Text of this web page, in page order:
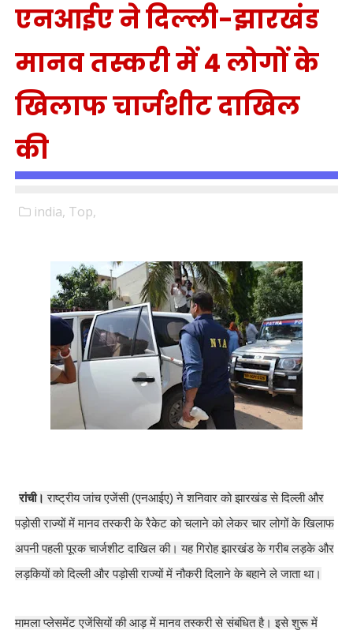
एनआईए ने दिल्ली-झारखंड
मानव तस्करी में 4 लोगों के
खिलाफ चार्जशीट दाखिल
की
india, Top,
रांची।राष्ट्रीय जांच एजेंसी (एनआईए) ने शनिवार को झारखंड से दिल्ली और
पड़ोसी राज्यों में मानव तस्करी के रैकेट को चलाने को लेकर चार लोगों के खिलाफ
अपनी पहली पूरक चार्जशीट दाखिल की। यह गिरोह झारखंड के गरीब लड़के और
लड़कियों को दिल्ली और पड़ोसी राज्यों में नौकरी दिलाने के बहाने ले जाता था।
मामला प्लेसमेंट एजेंसियों की आड़ में मानव तस्करी से संबंधित है। इसे शुरू में